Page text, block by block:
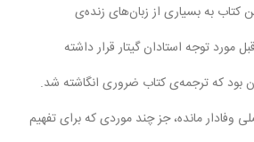
کتاب به بسیاری از زبان‌های زنده‌ی
مورد توجه استادان گیتار قرار داشته
که ترجمه‌ی کتاب ضروری انگاشته شد.
وفادار مانده، جز چند موردی که برای تفهیم